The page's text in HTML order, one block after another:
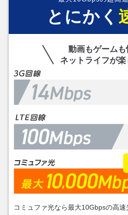
とにかく
動画もゲーム
ネットライフが楽
コミュファ光なら最大10Gbpsの高